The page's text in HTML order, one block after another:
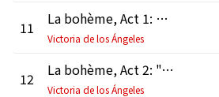
11 La bohème, Act 1: "O soave fanciulla" (Rodolfo, Marcello, Mimì)
Victoria de los Ángeles
12 La bohème, Act 2: "Aranci, datteri!" (Coro, Schaunard, Colline, Rodolfo, Mimì, Marcello)
Victoria de los Ángeles